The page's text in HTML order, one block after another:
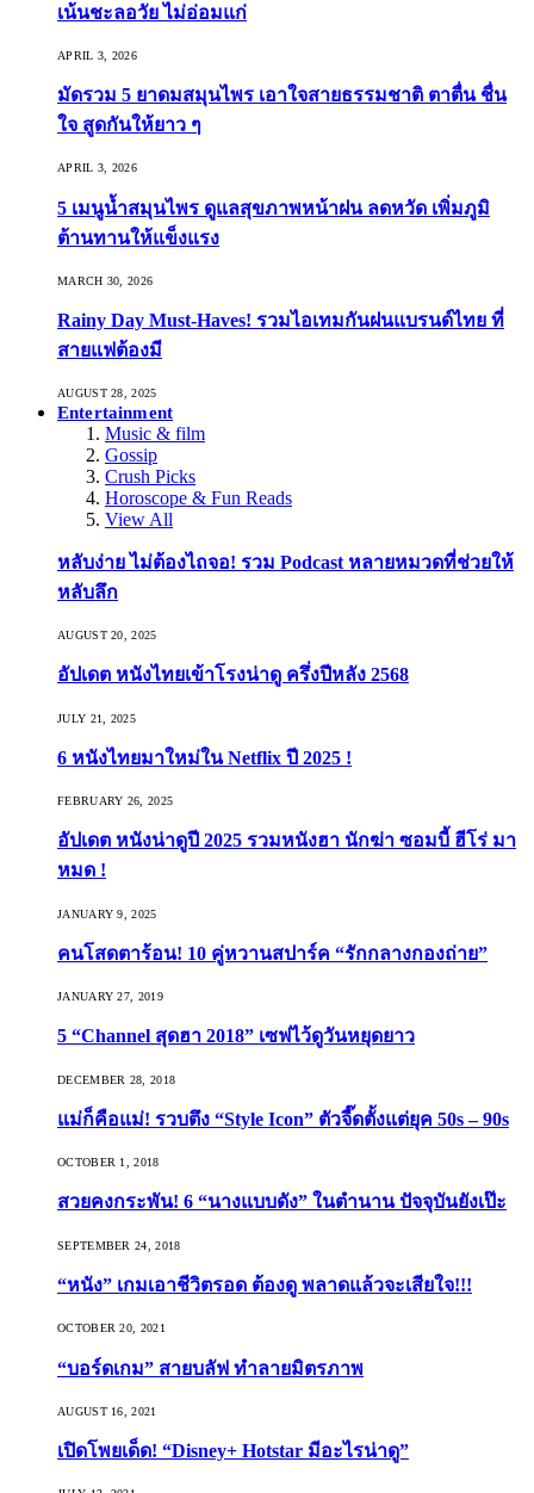
เน้นชะลอวัย ไม่อ่อมแก่
APRIL 3, 2026
มัดรวม 5 ยาดมสมุนไพร เอาใจสายธรรมชาติ ตาตื่น ชื่น
ใจ สูดกันให้ยาว ๆ
APRIL 3, 2026
5 เมนูน้ำสมุนไพร ดูแลสุขภาพหน้าฝน ลดหวัด เพิ่มภูมิ
ต้านทานให้แข็งแรง
MARCH 30, 2026
Rainy Day Must-Haves! รวมไอเทมกันฝนแบรนด์ไทย ที่
สายแฟต้องมี
AUGUST 28, 2025
Entertainment
Music & film
Gossip
Crush Picks
Horoscope & Fun Reads
View All
หลับง่าย ไม่ต้องไถจอ! รวม Podcast หลายหมวดที่ช่วยให้
หลับลึก
AUGUST 20, 2025
อัปเดต หนังไทยเข้าโรงน่าดู ครึ่งปีหลัง 2568
JULY 21, 2025
6 หนังไทยมาใหม่ใน Netflix ปี 2025 !
FEBRUARY 26, 2025
อัปเดต หนังน่าดูปี 2025 รวมหนังฮา นักฆ่า ซอมบี้ ฮีโร่ มา
หมด !
JANUARY 9, 2025
คนโสดตาร้อน! 10 คู่หวานสปาร์ค “รักกลางกองถ่าย”
JANUARY 27, 2019
5 “Channel สุดฮา 2018” เซฟไว้ดูวันหยุดยาว
DECEMBER 28, 2018
แม่ก็คือแม่! รวบตึง “Style Icon” ตัวจี๊ดตั้งแต่ยุค 50s – 90s
OCTOBER 1, 2018
สวยคงกระพัน! 6 “นางแบบดัง” ในตำนาน ปัจจุบันยังเป๊ะ
SEPTEMBER 24, 2018
“หนัง” เกมเอาชีวิตรอด ต้องดู พลาดแล้วจะเสียใจ!!!
OCTOBER 20, 2021
“บอร์ดเกม” สายบลัฟ ทำลายมิตรภาพ
AUGUST 16, 2021
เปิดโพยเด็ด! “Disney+ Hotstar มีอะไรน่าดู”